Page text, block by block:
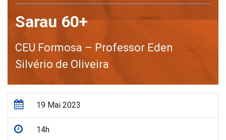
Sarau 60+
CEU Formosa – Professor Eden
Silvério de Oliveira
19 Mai 2023
14h